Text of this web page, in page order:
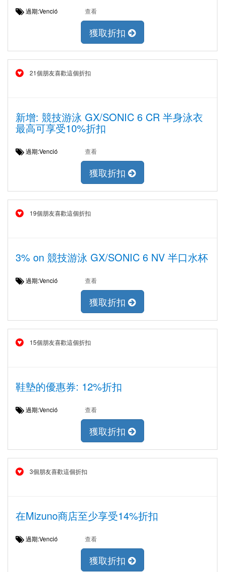
過期:Venció 查看
獲取折扣
21個朋友喜歡這個折扣
新增: 競技游泳 GX/SONIC 6 CR 半身泳衣
最高可享受10%折扣
過期:Venció 查看
獲取折扣
19個朋友喜歡這個折扣
3% on 競技游泳 GX/SONIC 6 NV 半口水杯
過期:Venció 查看
獲取折扣
15個朋友喜歡這個折扣
鞋墊的優惠券: 12%折扣
過期:Venció 查看
獲取折扣
3個朋友喜歡這個折扣
在Mizuno商店至少享受14%折扣
過期:Venció 查看
獲取折扣